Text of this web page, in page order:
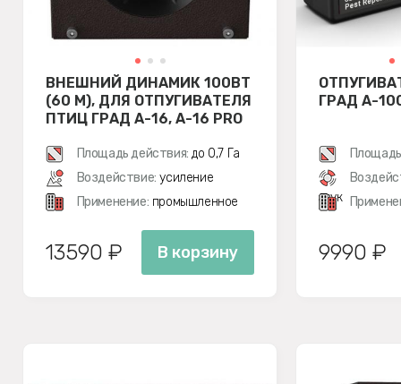
ВНЕШНИЙ ДИНАМИК 100ВТ
(60 М), ДЛЯ ОТПУГИВАТЕЛЯ
ПТИЦ ГРАД А-16, A-16 PRO
Площадь действия: до 0,7 Га
Воздействие: усиление
Применение: промышленное
13590 ₽ В корзину
ГРАД А-
звук
9990 ₽